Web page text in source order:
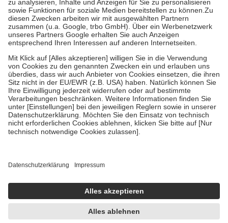
Bei Heilmitteln und häuslicher Krankenpflege beträgt die
Zuzahlung zehn Prozent der Kosten sowie zehn Euro je
Verordnung.
Um das Engagement der Versicherten für ihre eigene Gesundheit zu
stärken und die besondere Stellung der Familie zu unterstützen,
fallenkeine Zuzahlungenan bei:
• Kindern und Jugendlichen bis zum vollendeten 18. Lebensjahr
mit Ausnahme der Fahrkosten
• Untersuchungen zur Vorsorge und Früherkennung, die von der
GKV getragen werden
• empfohlenen Schutzimpfungen
• Harn- und Blutteststreifen
getroffen, um sicherzustellen, dass es sich um echte Bewertungen
https://help.etrusted.com/hc/de/articles/4419944605341
Einige Bilder und Inhalte wurden unter Zuhilfenahme künstlicher